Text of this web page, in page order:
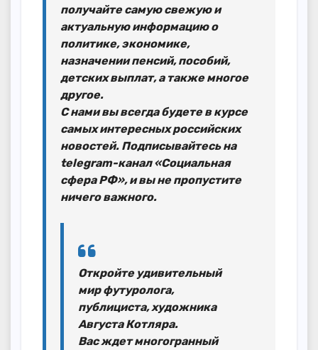
получайте самую свежую и
актуальную информацию о
политике, экономике,
назначении пенсий, пособий,
детских выплат, а также многое
другое.
С нами вы всегда будете в курсе
самых интересных российских
новостей. Подписывайтесь на
telegram-канал «Социальная
сфера РФ», и вы не пропустите
ничего важного.
Откройте удивительный
мир футуролога,
публициста, художника
Августа Котляра.
Вас ждет многогранный